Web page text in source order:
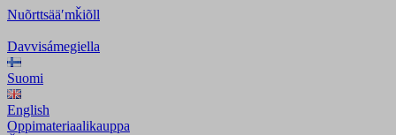
Nuõrttsääʹmǩiõll
Davvisámegiella
Suomi
English
Oppimateriaalikauppa